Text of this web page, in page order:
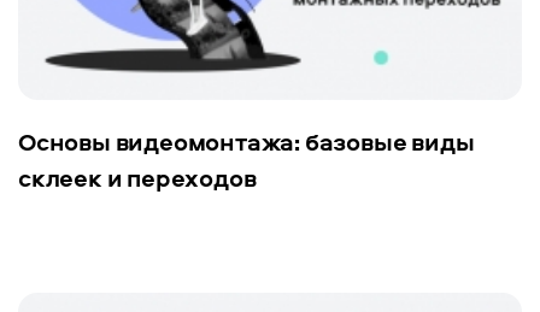
Основы видеомонтажа: базовые виды
склеек и переходов